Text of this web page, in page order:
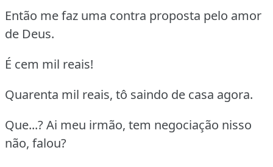
Então me faz uma contra proposta pelo amor
de Deus.
É cem mil reais!
Quarenta mil reais, tô saindo de casa agora.
Que...? Ai meu irmão, tem negociação nisso
não, falou?